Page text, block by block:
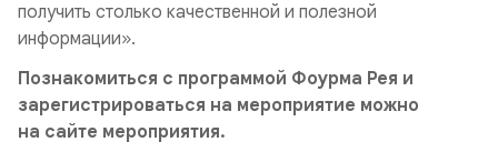
получить столько качественной и полезной
информации».
Познакомиться с программой Фоурма Рея и
зарегистрироваться на мероприятие можно
на сайте мероприятия.